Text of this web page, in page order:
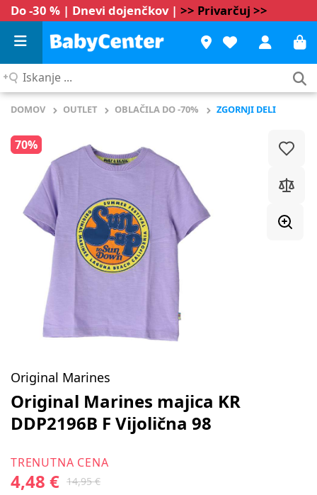
Do -30 % | Dnevi dojenčkov | >> Privarčuj >>
Iskanje
DOMOV OUTLET OBLAČILA DO -70% ZGORNJI DELI
70%
Original Marines
Original Marines majica KR
DDP2196B F Vijolična 98
TRENUTNA CENA
4,48 € 14,95 €